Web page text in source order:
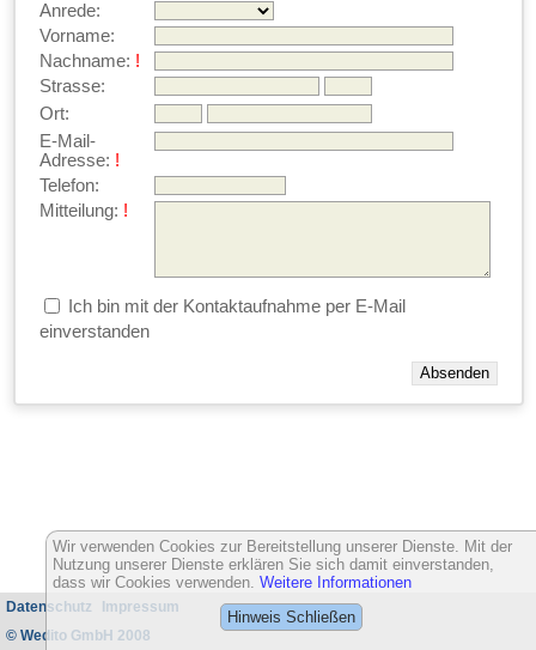
Anrede:
Vorname:
Nachname: !
Strasse:
Ort:
E-Mail-
Adresse: !
Telefon:
Mitteilung: !
Ich bin mit der Kontaktaufnahme per E-Mail
einverstanden
Datenschutz
Impressum
© Wedito GmbH 2008
Wir verwenden Cookies zur Bereitstellung unserer Dienste. Mit der
Nutzung unserer Dienste erklären Sie sich damit einverstanden,
dass wir Cookies verwenden. Weitere Informationen
Hinweis Schließen